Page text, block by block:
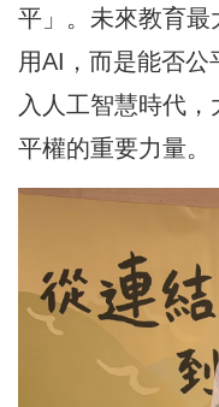
平」。未來教育最
用AI，而是能否公
入人工智慧時代
平權的重要力量。